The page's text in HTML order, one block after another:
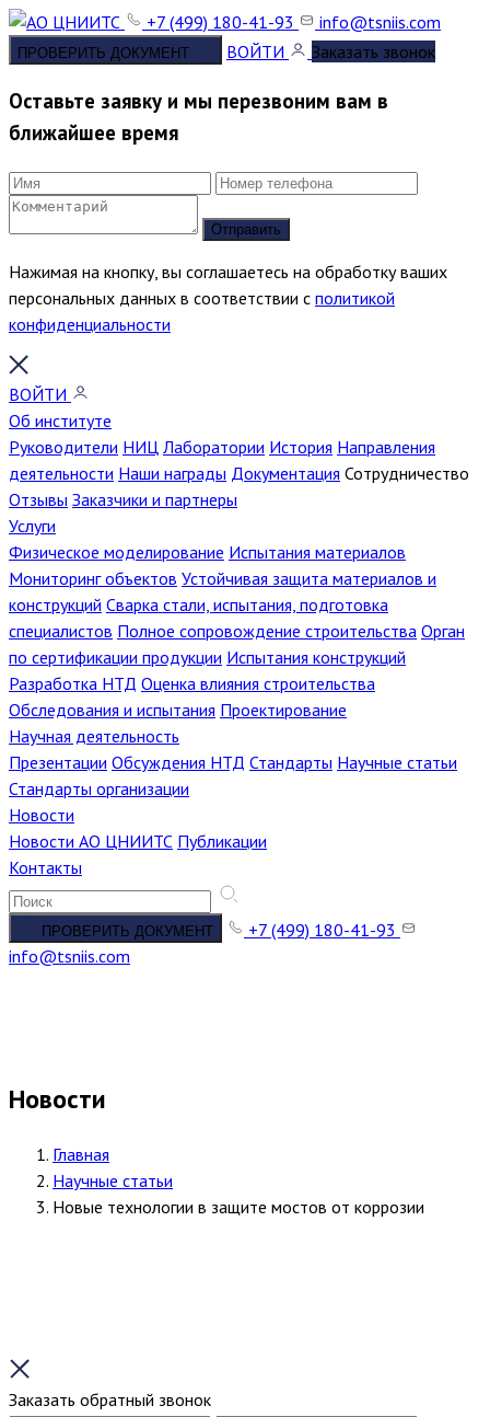
+7 (499) 180-41-93 info@tsniis.com
ПРОВЕРИТЬ ДОКУМЕНТ ВОЙТИ Заказать звонок
Оставьте заявку и мы перезвоним вам в
ближайшее время
Отправить
Нажимая на кнопку, вы соглашаетесь на обработку ваших
персональных данных в соответствии с политикой
конфиденциальности
ВОЙТИ
Об институте
Руководители НИЦ Лаборатории История Направления
деятельности Наши награды Документация Сотрудничество
Отзывы Заказчики и партнеры
Услуги
Физическое моделирование Испытания материалов
Мониторинг объектов Устойчивая защита материалов и
конструкций Сварка стали, испытания, подготовка
специалистов Полное сопровождение строительства Орган
по сертификации продукции Испытания конструкций
Разработка НТД Оценка влияния строительства
Обследования и испытания Проектирование
Научная деятельность
Презентации Обсуждения НТД Стандарты Научные статьи
Стандарты организации
Новости
Новости АО ЦНИИТС Публикации
Контакты
ПРОВЕРИТЬ ДОКУМЕНТ
+7 (499) 180-41-93
info@tsniis.com
Новости
Главная
Научные статьи
Новые технологии в защите мостов от коррозии
Заказать обратный звонок